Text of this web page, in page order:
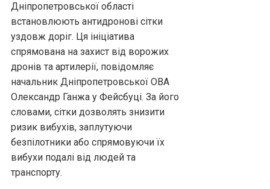
Дніпропетровської області
встановлюють антидронові сітки
уздовж доріг. Ця ініціатива
спрямована на захист від ворожих
дронів та артилерії, повідомляє
начальник Дніпропетровської ОВА
Олександр Ганжа у Фейсбуці. За його
словами, сітки дозволять знизити
ризик вибухів, заплутуючи
безпілотники або спрямовуючи їх
вибухи подалі від людей та
транспорту.